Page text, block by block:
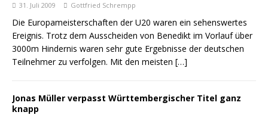
31. Juli 2009 Gottfried Schrempp
Die Europameisterschaften der U20 waren ein sehenswertes
Ereignis. Trotz dem Ausscheiden von Benedikt im Vorlauf über
3000m Hindernis waren sehr gute Ergebnisse der deutschen
Teilnehmer zu verfolgen. Mit den meisten […]
Jonas Müller verpasst Württembergischer Titel ganz
knapp